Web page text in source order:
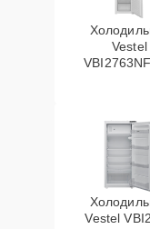
Vestel
Vestel